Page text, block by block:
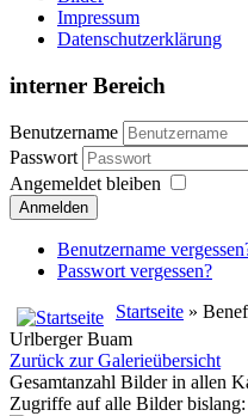
Impressum
Datenschutzerklärung
interner Bereich
Benutzername
Passwort
Angemeldet bleiben
Anmelden
Benutzername
Passwort vergessen?
Startseite »
Urlberger Buam
Zurück zur Galerieübersicht
Gesamtanzahl Bilder in allen
Zugriffe auf alle Bilder